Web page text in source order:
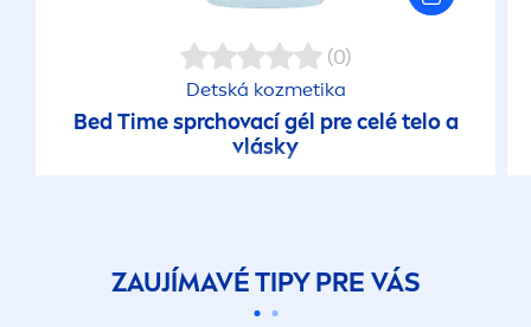
(0)
Detská kozmetika
Bed Time sprchovací gél pre celé telo a
vlásky
ZAUJÍMAVÉ TIPY PRE VÁS